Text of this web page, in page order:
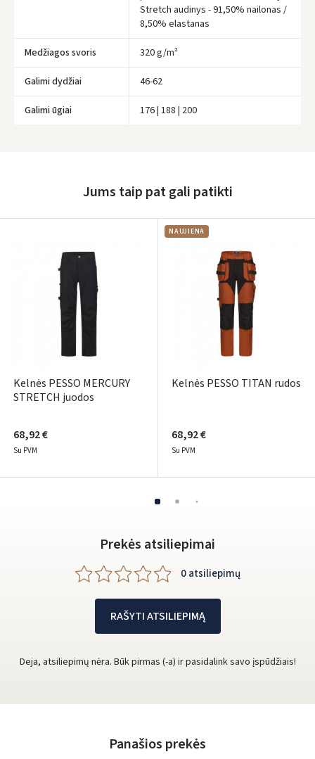
Stretch audinys - 91,50% nailonas /
8,50% elastanas
Medžiagos svoris 320 g/m²
Galimi dydžiai 46-62
Galimi ūgiai 176 | 188 | 200
Jums taip pat gali patikti
Kelnės PESSO MERCURY
STRETCH juodos
68,92 €
Su PVM
NAUJIENA
Kelnės PESSO TITAN rudos
68,92 €
Su PVM
Prekės atsiliepimai
0 atsiliepimų
RAŠYTI ATSILIEPIMĄ
Deja, atsiliepimų nėra. Būk pirmas (-a) ir pasidalink savo įspūdžiais!
Panašios prekės
Prisijungti
Facebook
Google
Dar neturite paskyros? Registruokites